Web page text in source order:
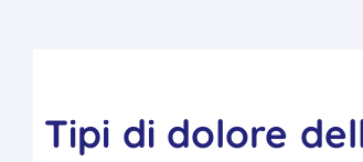
Tipi di dolore